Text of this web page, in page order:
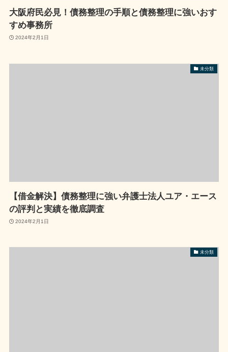
大阪府民必見！債務整理の手順と債務整理に強いおす
すめ事務所
2024年2月1日
未分類
【借金解決】債務整理に強い弁護士法人ユア・エース
の評判と実績を徹底調査
2024年2月1日
未分類